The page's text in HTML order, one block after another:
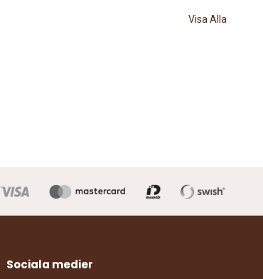
Visa Alla
Sociala medier